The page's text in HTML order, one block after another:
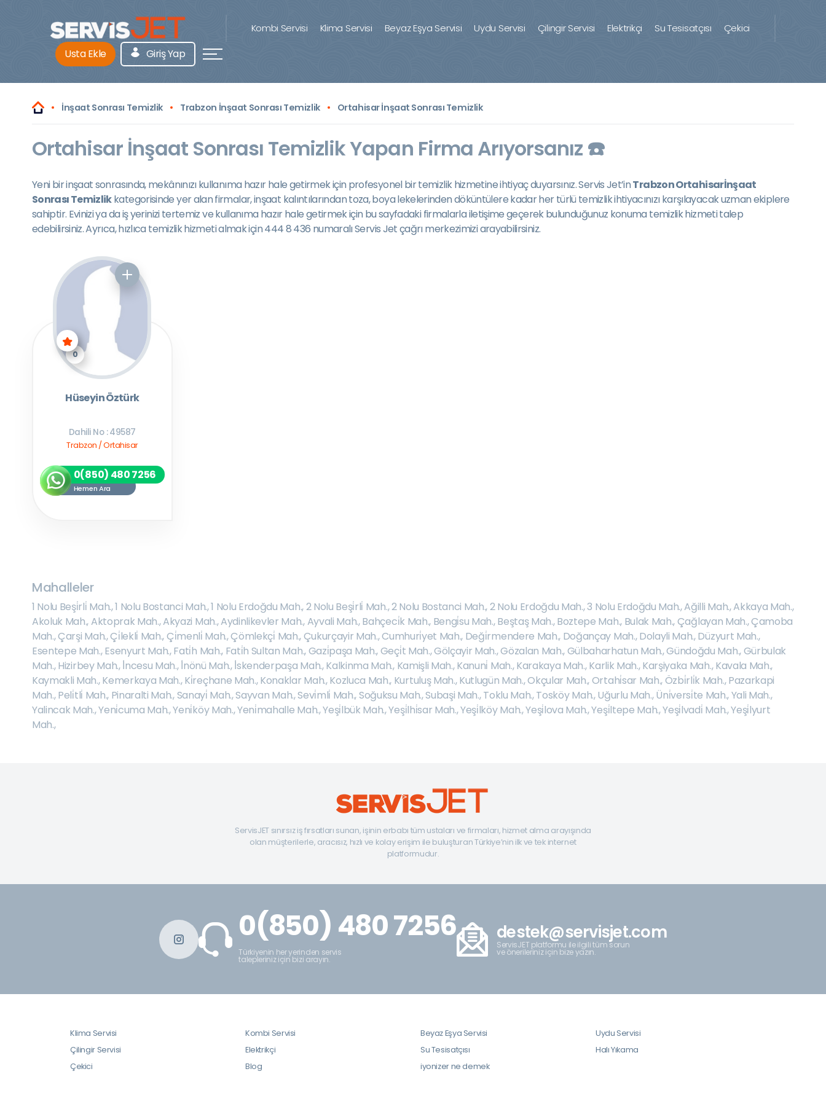
Kombi Servisi Klima Servisi Beyaz Eşya Servisi Uydu Servisi Çilingir Servisi Elektrikçi Su Tesisatçısı Çekici
Usta Ekle Giriş Yap
İnşaat Sonrası Temizlik Trabzon İnşaat Sonrası Temizlik Ortahisar İnşaat Sonrası Temizlik
Ortahisar İnşaat Sonrası Temizlik Yapan Firma Arıyorsanız ☎️
Yeni bir inşaat sonrasında, mekânınızı kullanıma hazır hale getirmek için profesyonel bir temizlik hizmetine ihtiyaç duyarsınız. Servis Jet’inTrabzon Ortahisarİnşaat
Sonrası Temizlikkategorisinde yer alan firmalar, inşaat kalıntılarından toza, boya lekelerinden döküntülere kadar her türlü temizlik ihtiyacınızı karşılayacak uzman ekiplere
sahiptir. Evinizi ya da iş yerinizi tertemiz ve kullanıma hazır hale getirmek için bu sayfadaki firmalarla iletişime geçerek bulunduğunuz konuma temizlik hizmeti talep
edebilirsiniz. Ayrıca, hızlıca temizlik hizmeti almak için 444 8 436 numaralı Servis Jet çağrı merkezimizi arayabilirsiniz.
0
Hüseyin Öztürk
Dahili No : 49587
Trabzon / Ortahisar
0(850) 480 7256
Hemen Ara
Mahalleler
1 Nolu Beşi̇rli̇ Mah.,1 Nolu Bostanci Mah.,1 Nolu Erdoğdu Mah.,2 Nolu Beşi̇rli̇ Mah.,2 Nolu Bostanci Mah.,2 Nolu Erdoğdu Mah.,3 Nolu Erdoğdu Mah.,Ağilli Mah.,Akkaya Mah.,
Akoluk Mah.,Aktoprak Mah.,Akyazi Mah.,Aydinlikevler Mah.,Ayvali Mah.,Bahçeci̇k Mah., Bengi̇su Mah.,Beştaş Mah.,Boztepe Mah., Bulak Mah.,Çağlayan Mah.,Çamoba
Mah.,Çarşi Mah.,Çi̇lekli̇ Mah.,Çi̇menli̇ Mah.,Çömlekçi̇ Mah.,Çukurçayir Mah.,Cumhuri̇yet Mah., Deği̇rmendere Mah., Doğançay Mah.,Dolayli Mah.,Düzyurt Mah.,
Esentepe Mah.,Esenyurt Mah.,Fati̇h Mah., Fati̇h Sultan Mah.,Gazi̇paşa Mah.,Geçi̇t Mah.,Gölçayir Mah.,Gözalan Mah.,Gülbaharhatun Mah.,Gündoğdu Mah.,Gürbulak
Mah.,Hizirbey Mah.,İ̇ncesu Mah.,İ̇nönü Mah.,İ̇skenderpaşa Mah.,Kalkinma Mah., Kamişli Mah.,Kanuni̇ Mah.,Karakaya Mah.,Karlik Mah.,Karşiyaka Mah.,Kavala Mah.,
Kaymakli Mah.,Kemerkaya Mah.,Ki̇reçhane Mah.,Konaklar Mah.,Kozluca Mah., Kurtuluş Mah.,Kutlugün Mah.,Okçular Mah.,Ortahi̇sar Mah.,Özbi̇rli̇k Mah.,Pazarkapi
Mah.,Peli̇tli̇ Mah., Pinaralti Mah.,Sanayi̇ Mah.,Sayvan Mah.,Sevi̇mli̇ Mah.,Soğuksu Mah.,Subaşi Mah.,Toklu Mah.,Tosköy Mah.,Uğurlu Mah.,Üni̇versi̇te Mah.,Yali Mah.,
Yalincak Mah.,Yeni̇cuma Mah.,Yeni̇köy Mah.,Yeni̇mahalle Mah.,Yeşi̇lbük Mah.,Yeşi̇lhi̇sar Mah.,Yeşi̇lköy Mah.,Yeşi̇lova Mah.,Yeşi̇ltepe Mah.,Yeşi̇lvadi̇ Mah.,Yeşi̇lyurt
Mah.,
ServisJET sınırsız iş fırsatları sunan, işinin erbabı tüm ustaları ve firmaları, hizmet alma arayışında
olan müşterilerle, aracısız, hızlı ve kolay erişim ile buluşturan Türkiye’nin ilk ve tek internet
platformudur.
0(850) 480 7256
Türkiyenin her yerinden servis
talepleriniz için bizi arayın.
destek@servisjet.com
ServisJET platformu ile ilgili tüm sorun
ve önerileriniz için bize yazın.
Klima Servisi Kombi Servisi Beyaz Eşya Servisi
Uydu Servisi
Çilingir Servisi
Elektrikçi Su Tesisatçısı
Halı Yıkama
Çekici
Blog iyonizer ne demek